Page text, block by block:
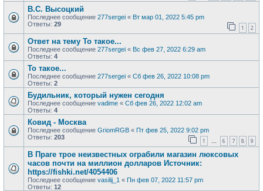
В.С. Высоцкий
Последнее сообщение 277sergei « Вт мар 01, 2022 5:45 pm
Ответы: 29 1 2
Ответ на тему То такое...
Последнее сообщение 277sergei « Вс фев 27, 2022 6:29 am
Ответы: 4
То такое...
Последнее сообщение 277sergei « Сб фев 26, 2022 10:08 pm
Ответы: 2
Будильник, который нужен сегодня
Последнее сообщение vadime « Сб фев 26, 2022 12:02 am
Ответы: 4
Ковид - Москва
Последнее сообщение GriomRGB « Пт фев 25, 2022 9:02 pm
Ответы: 203 1 … 6 7 8 9
В Праге трое неизвестных ограбили магазин люксовых
часов почти на миллион долларов Источник:
https://fishki.net/4054406
Последнее сообщение vasilij_1 « Пн фев 07, 2022 11:57 pm
Ответы: 12